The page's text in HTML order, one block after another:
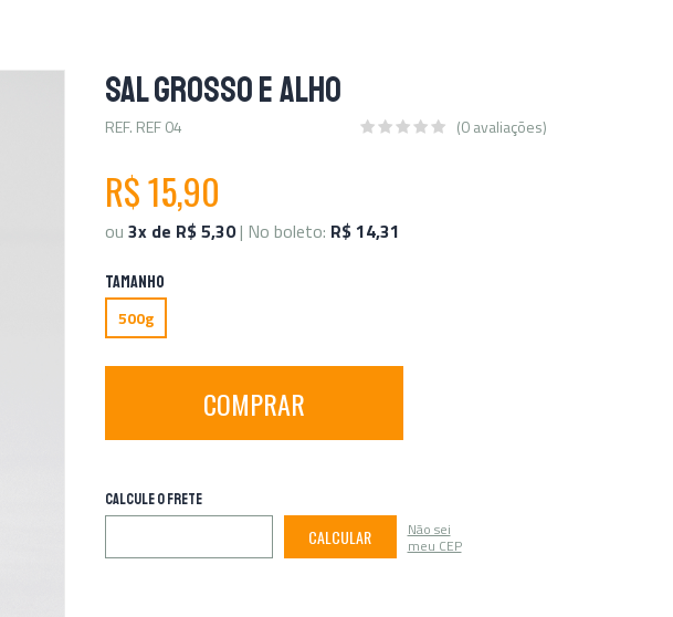
OfertasSAL GROSSO E ALHO
REF. REF 04 (0 avaliações)
R$ 15,90
ou 3x de R$ 5,30| No boleto: R$ 14,31
TAMANHO
500g
COMPRAR
CALCULE O FRETE
CALCULAR Não sei
meu CEP